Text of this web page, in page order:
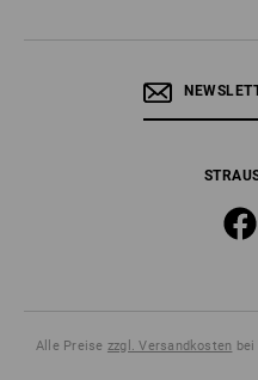
Alle Preise zzgl. Versandkosten